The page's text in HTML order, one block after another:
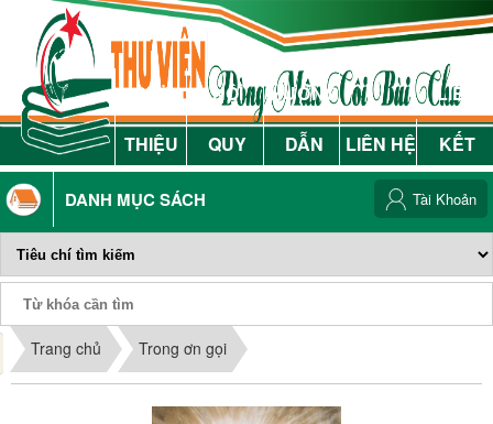
GIỚI
THIỆU
NỘI
QUY
HƯỚNG
DẪN
LIÊN HỆ
LIÊN
KẾT
DANH MỤC SÁCH
Phiếu Sách
Tài Khoản
Trang chủ Trong ơn gọi